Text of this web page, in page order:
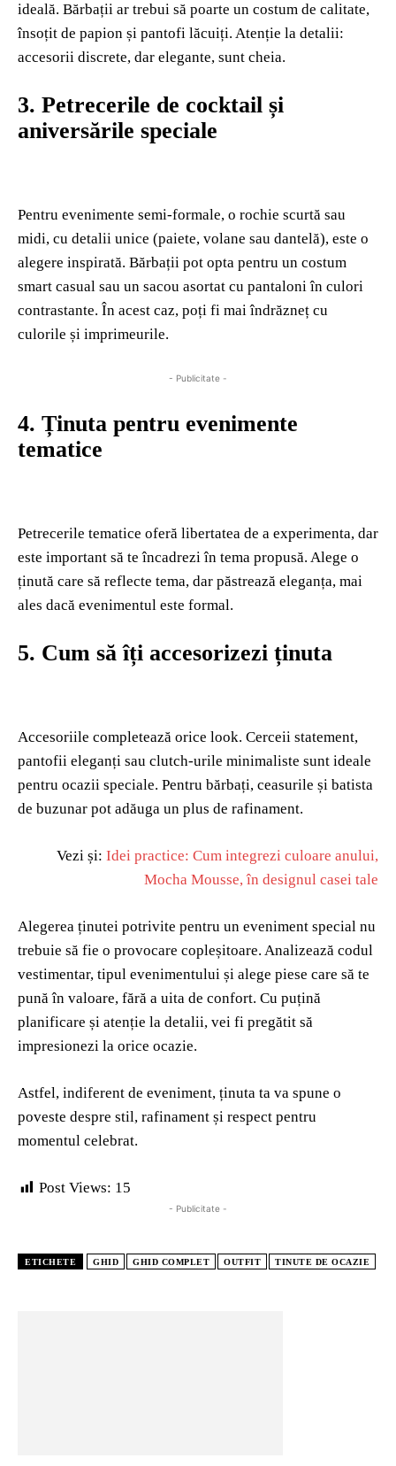
ideală. Bărbații ar trebui să poarte un costum de calitate,
însoțit de papion și pantofi lăcuiți. Atenție la detalii:
accesorii discrete, dar elegante, sunt cheia.
3. Petrecerile de cocktail și
aniversările speciale
Pentru evenimente semi-formale, o rochie scurtă sau
midi, cu detalii unice (paiete, volane sau dantelă), este o
alegere inspirată. Bărbații pot opta pentru un costum
smart casual sau un sacou asortat cu pantaloni în culori
contrastante. În acest caz, poți fi mai îndrăzneț cu
culorile și imprimeurile.
- Publicitate -
4. Ținuta pentru evenimente
tematice
Petrecerile tematice oferă libertatea de a experimenta, dar
este important să te încadrezi în tema propusă. Alege o
ținută care să reflecte tema, dar păstrează eleganța, mai
ales dacă evenimentul este formal.
5. Cum să îți accesorizezi ținuta
Accesoriile completează orice look. Cerceii statement,
pantofii eleganți sau clutch-urile minimaliste sunt ideale
pentru ocazii speciale. Pentru bărbați, ceasurile și batista
de buzunar pot adăuga un plus de rafinament.
Vezi și: Idei practice: Cum integrezi culoare anului,
Mocha Mousse, în designul casei tale
Alegerea ținutei potrivite pentru un eveniment special nu
trebuie să fie o provocare copleșitoare. Analizează codul
vestimentar, tipul evenimentului și alege piese care să te
pună în valoare, fără a uita de confort. Cu puțină
planificare și atenție la detalii, vei fi pregătit să
impresionezi la orice ocazie.
Astfel, indiferent de eveniment, ținuta ta va spune o
poveste despre stil, rafinament și respect pentru
momentul celebrat.
Post Views: 15
- Publicitate -
ETICHETE GHID GHID COMPLET OUTFIT TINUTE DE OCAZIE